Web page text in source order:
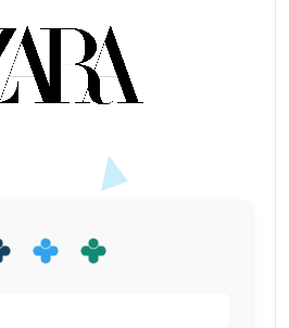
Accueil